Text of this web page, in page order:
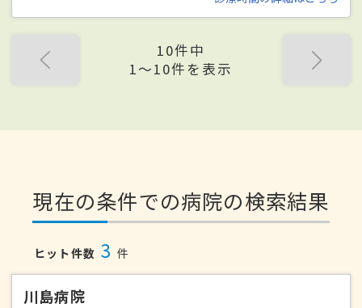
10件中
1〜10件を表示
現在の条件での病院の検索結果
ヒット件数 3 件
川島病院